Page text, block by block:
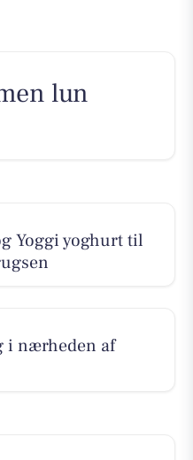
lun
Yoggi yoghurt til
i nærheden af